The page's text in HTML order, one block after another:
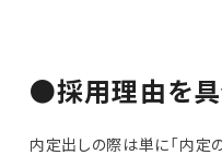
●採用理由を具
内定出しの際は単に「内定